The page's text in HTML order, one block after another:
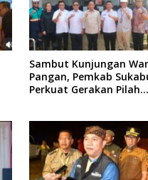
Sambut Kunjungan
Pangan, Pemkab
Perkuat Gerakan Pilah